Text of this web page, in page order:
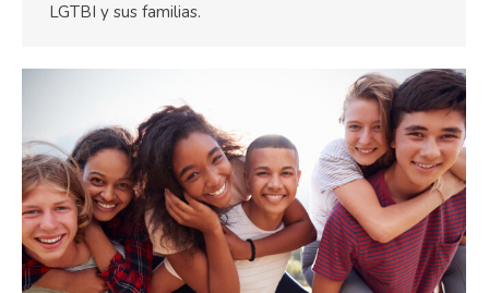
LGTBI y sus familias.